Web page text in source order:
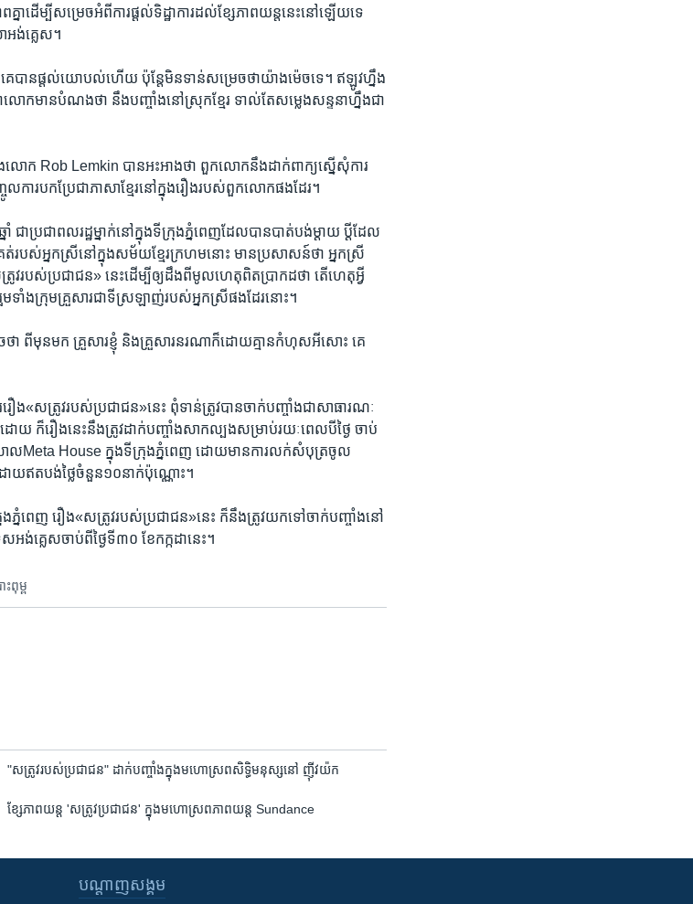
នា​ដើម្បី​សម្រេច​អំពី​ការ​ផ្តល់​ទិដ្ឋាការ​ដល់​ខ្សែ​ភាពយន្ត​នេះ​នៅឡើយ​ទេ​
អង់គ្លេស។
េ​បាន​ផ្តល់​យោបល់​ហើយ ​ប៉ុន្តែ​មិនទាន់​សម្រេច​ថា​យ៉ាង​ម៉េច​ទេ។ ​ឥឡូវ​ហ្នឹង​
ោក​មាន​បំណង​ថា នឹង​បញ្ចាំង​នៅ​ស្រុក​ខ្មែរ​ ​ទាល់​តែ​សម្លេងសន្ទនាហ្នឹងជា​
ក ​Rob Lemkin ​បាន​អះអាង​ថា ​ពួក​លោក​នឹង​ដាក់​ពាក្យ​ស្នើ​សុំ​ការ
ារ​បកប្រែ​ជា​ភាសា​ខ្មែរ​នៅ​ក្នុង​រឿង​របស់​ពួក​លោក​ផង​ដែរ។
ប្រជាពលរដ្ឋ​ម្នាក់​នៅ​ក្នុង​ទីក្រុង​ភ្នំពេញ​ដែល​បាន​បាត់បង់​ម្តាយ​ ​ប្តីដែល​
ស់អ្នកស្រី​នៅ​ក្នុង​សម័យ​ខ្មែរ​ក្រហមនោះ​ មានប្រសាសន៍​ថា​ អ្នកស្រី​
រូវ​របស់​ប្រជាជន» ​នេះ​ដើម្បី​ឲ្យ​ដឹង​ពី​មូលហេតុ​ពិត​ប្រាកដ​ថា​ ​តើ​ហេតុអ្វី​
រួមទាំង​ក្រុម​គ្រួសារ​ជាទី​ស្រឡាញ់​របស់​អ្នកស្រី​ផង​ដែរ​នោះ។
ថា​ ​ពីមុន​មក​ ​គ្រួសារ​ខ្ញុំ​ ​និង​គ្រួសារ​នរណា​ក៏ដោយ​គ្មាន​កំហុស​អី​សោះ​ ​គេ​
ឿង​«សត្រូវ​របស់​ប្រជាជន»​នេះ ​ពុំ​ទាន់​ត្រូវបាន​ចាក់​បញ្ចាំង​ជា​សាធារណៈ​
ដោយ​ ​ក៏​រឿង​នេះ​នឹងត្រូវ​ដាក់​បញ្ចាំង​សាកល្បង​សម្រាប់​រយៈ​ពេល​បី​ថ្ងៃ ​ចាប់​
ាល​Meta House ​ក្នុង​ទីក្រុង​ភ្នំពេញ​ ដោយ​មាន​ការ​លក់​សំបុត្រ​ចូល​
យ​ឥត​បង់ថ្លៃ​ចំនួន​១០​នាក់​ប៉ុណ្ណោះ។
ង​ភ្នំពេញ​ ​រឿង​«សត្រូវ​របស់​ប្រជាជន»​នេះ​ ក៏​នឹង​ត្រូវ​យក​ទៅចាក់​បញ្ចាំង​នៅ​
អង់គ្លេស​ចាប់​ពី​ថ្ងៃ​ទី​៣០​ ខែ​កក្កដា​នេះ។
ះពុម្ព
"សត្រូវ​របស់​ប្រជាជន"​ ដាក់​បញ្ចាំង​ក្នុង​មហោស្រព​សិទ្ធិ​មនុស្ស​នៅ​ ញ៉ីវយ៉ក
ខ្សែ​ភាពយន្ត​ 'សត្រូវ​ប្រជាជន' ក្នុង​មហោស្រព​ភាពយន្ត Sundance
បណ្តាញ​សង្គម